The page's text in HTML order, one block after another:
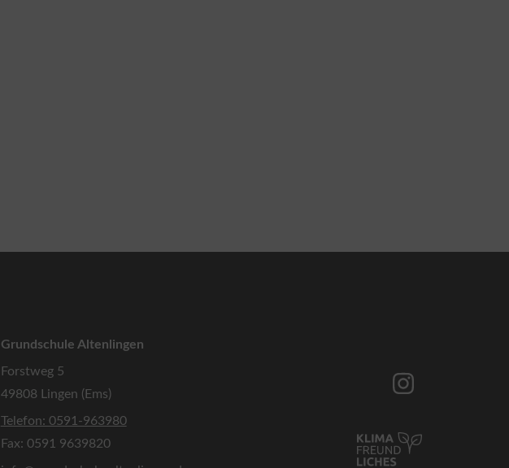
Grundschule Altenlingen
Forstweg 5
49808 Lingen (Ems)
Telefon: 0591-963980
Fax: 0591 9639820